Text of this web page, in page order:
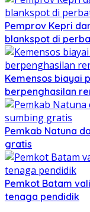
Pemprov Kepri
blankspot di
Kemensos biayai
berpenghasilan
Pemkab Natuna
gratis
Pemkot Batam
tenaga pendidik